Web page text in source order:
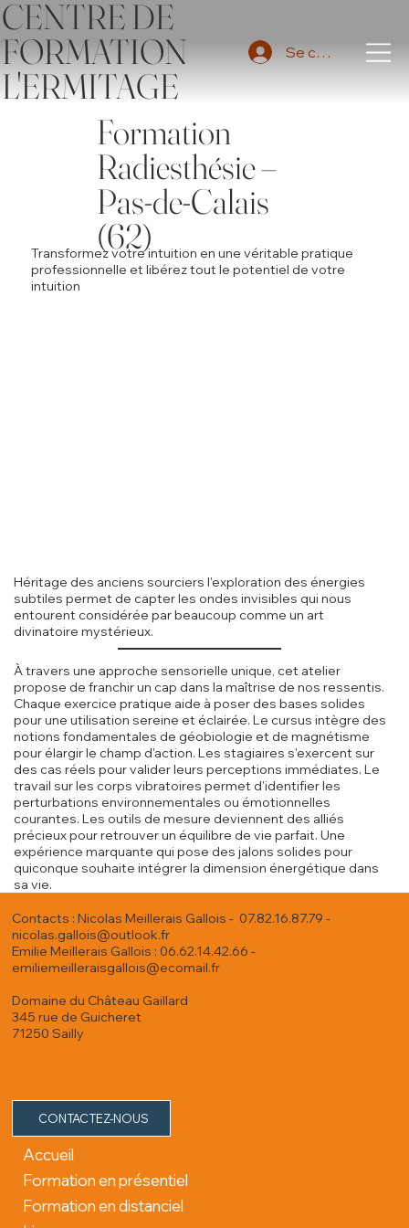
CENTRE DE
FORMATION
L'ERMITAGE
Se connecter
Formation
Radiesthésie –
Pas-de-Calais
(62)
Transformez votre intuition en une véritable pratique
professionnelle et libérez tout le potentiel de votre
intuition
Héritage des anciens sourciers l'exploration des énergies
subtiles permet de capter les ondes invisibles qui nous
entourent considérée par beaucoup comme un art
divinatoire mystérieux.
À travers une approche sensorielle unique, cet atelier
propose de franchir un cap dans la maîtrise de nos ressentis.
Chaque exercice pratique aide à poser des bases solides
pour une utilisation sereine et éclairée. Le cursus intègre des
notions fondamentales de géobiologie et de magnétisme
pour élargir le champ d'action. Les stagiaires s'exercent sur
des cas réels pour valider leurs perceptions immédiates. Le
travail sur les corps vibratoires permet d'identifier les
perturbations environnementales ou émotionnelles
courantes. Les outils de mesure deviennent des alliés
précieux pour retrouver un équilibre de vie parfait. Une
expérience marquante qui pose des jalons solides pour
quiconque souhaite intégrer la dimension énergétique dans
sa vie.
Contacts : Nicolas Meillerais Gallois - 07.82.16.87.79 -
nicolas.gallois@outlook.fr
Emilie Meillerais Gallois : 06.62.14.42.66 -
emiliemeilleraisgallois@ecomail.fr
Domaine du Château Gaillard
345 rue de Guicheret
71250 Sailly
CONTACTEZ-NOUS
Accueil
Formation en présentiel
Formation en distanciel